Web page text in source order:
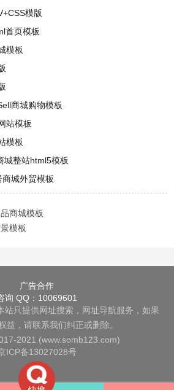
模版
首页模板
模板
商城购物模板
站模板
模板
城整站html5模板
城外贸模板
商城模板
模板
广告合作
询 QQ：10069601
站只提供网址搜索，网址导航服务，如果
益，请联系我们纠正或删除。
2021 (www.somb123.com)
ICP备13027028号